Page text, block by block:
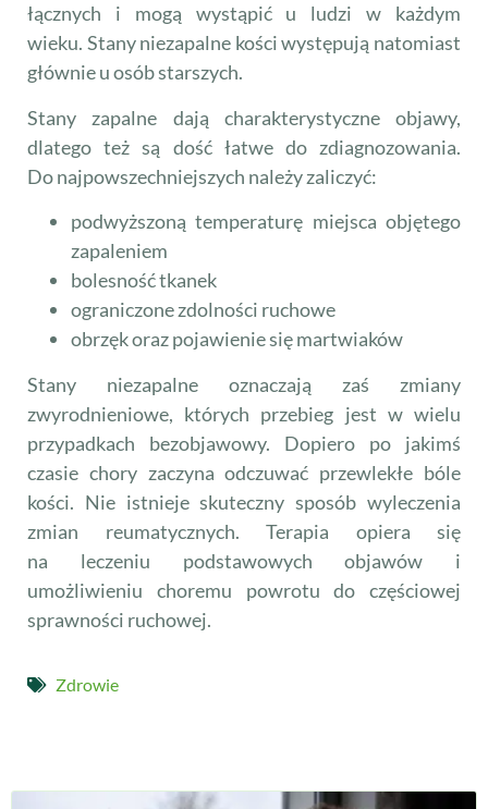
łącznych i mogą wystąpić u ludzi w każdym
wieku. Stany niezapalne kości występują natomiast
głównie u osób starszych.
Stany zapalne dają charakterystyczne objawy,
dlatego też są dość łatwe do zdiagnozowania.
Do najpowszechniejszych należy zaliczyć:
podwyższoną temperaturę miejsca objętego
zapaleniem
bolesność tkanek
ograniczone zdolności ruchowe
obrzęk oraz pojawienie się martwiaków
Stany niezapalne oznaczają zaś zmiany
zwyrodnieniowe, których przebieg jest w wielu
przypadkach bezobjawowy. Dopiero po jakimś
czasie chory zaczyna odczuwać przewlekłe bóle
kości. Nie istnieje skuteczny sposób wyleczenia
zmian reumatycznych. Terapia opiera się
na leczeniu podstawowych objawów i
umożliwieniu choremu powrotu do częściowej
sprawności ruchowej.
Zdrowie